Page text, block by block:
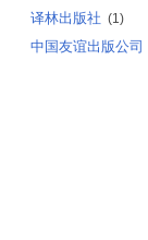
译林出版社 (1)
中国友谊出版公司